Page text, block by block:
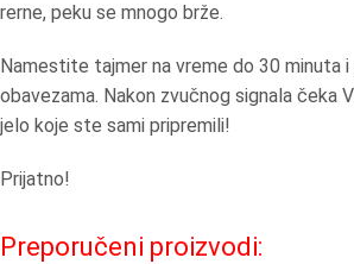
rerne, peku se mnogo brže.
Namestite tajmer na vreme do 30 minuta
obavezama. Nakon zvučnog signala čeka
jelo koje ste sami pripremili!
Prijatno!
Preporučeni proizvodi: